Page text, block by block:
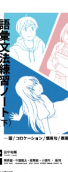
ニケーション
語政策
キル
して、自らが
。日本に留学
、グローバル
益な一冊です